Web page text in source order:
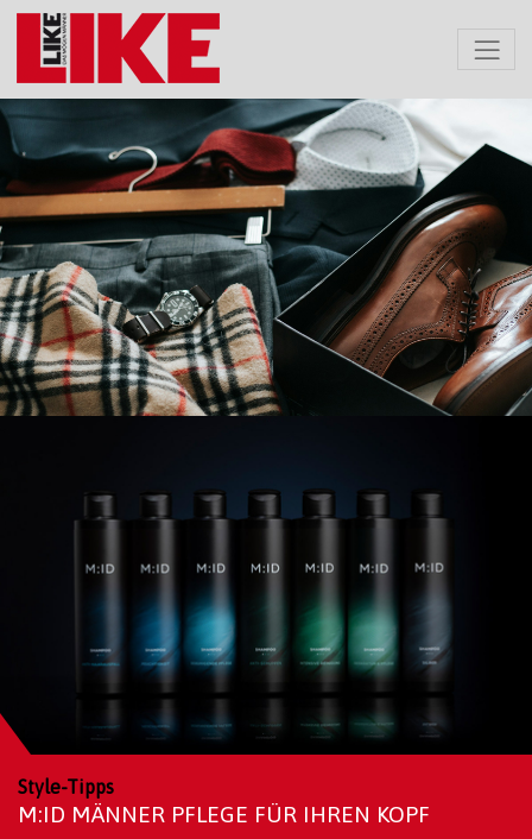
Style-Tipps
M:ID MÄNNER PFLEGE FÜR IHREN KOPF